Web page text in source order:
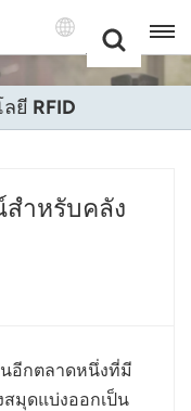
Language(แบบ
ยี RFID
ำหรับคลัง
อีกตลาดหนึ่งที่มี
มุดแบ่งออกเป็น